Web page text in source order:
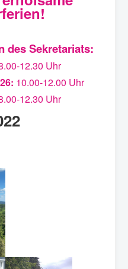
des Sekretariats:
12.30 Uhr
10.00-12.00 Uhr
12.30 Uhr